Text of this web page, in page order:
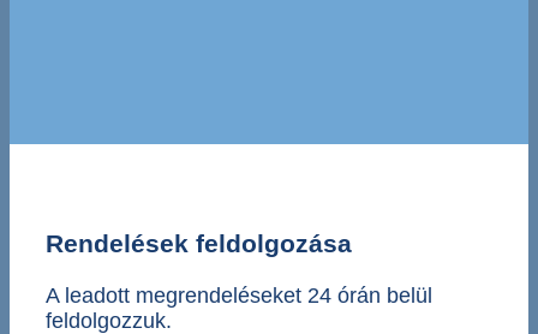
Rendelések feldolgozása
A leadott megrendeléseket 24 órán belül
feldolgozzuk.